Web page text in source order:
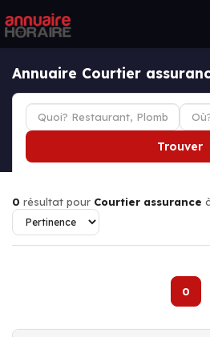
Annuaire Courtier
Trouver
0 résultat pour Courtier assurance
0